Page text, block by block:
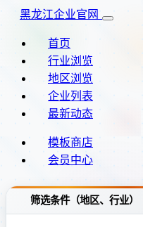
黑龙江企业官网
首页
行业浏览
地区浏览
企业列表
最新动态
模板商店
会员中心
筛选条件（地区、行业）